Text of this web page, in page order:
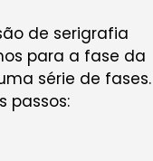
de serigrafia
para a fase da
série de fases.
passos: